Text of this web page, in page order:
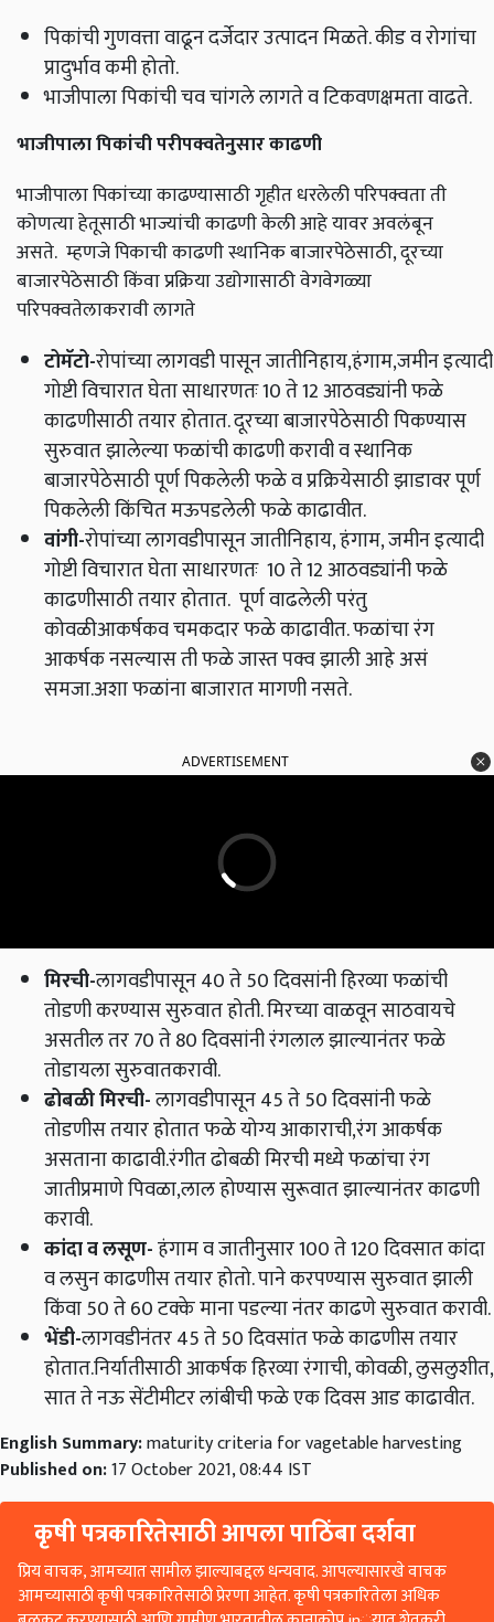
पिकांची गुणवत्ता वाढून दर्जेदार उत्पादन मिळते. कीड व रोगांचा
प्रादुर्भाव कमी होतो.
भाजीपाला पिकांची चव चांगले लागते व टिकवणक्षमता वाढते.
भाजीपाला पिकांची परीपक्वतेनुसार काढणी
भाजीपाला पिकांच्या काढण्यासाठी गृहीत धरलेली परिपक्वता ती
कोणत्या हेतूसाठी भाज्यांची काढणी केली आहे यावर अवलंबून
असते. म्हणजे पिकाची काढणी स्थानिक बाजारपेठेसाठी, दूरच्या
बाजारपेठेसाठी किंवा प्रक्रिया उद्योगासाठी वेगवेगळ्या
परिपक्वतेलाकरावी लागते
टोमॅटो-रोपांच्या लागवडी पासून जातीनिहाय,हंगाम,जमीन इत्यादी
गोष्टी विचारात घेता साधारणतः 10 ते 12 आठवड्यांनी फळे
काढणीसाठी तयार होतात. दूरच्या बाजारपेठेसाठी पिकण्यास
सुरुवात झालेल्या फळांची काढणी करावी व स्थानिक
बाजारपेठेसाठी पूर्ण पिकलेली फळे व प्रक्रियेसाठी झाडावर पूर्ण
पिकलेली किंचित मऊपडलेली फळे काढावीत.
वांगी-रोपांच्या लागवडीपासून जातीनिहाय, हंगाम, जमीन इत्यादी
गोष्टी विचारात घेता साधारणतः 10 ते 12 आठवड्यांनी फळे
काढणीसाठी तयार होतात. पूर्ण वाढलेली परंतु
कोवळीआकर्षकव चमकदार फळे काढावीत. फळांचा रंग
आकर्षक नसल्यास ती फळे जास्त पक्व झाली आहे असं
समजा.अशा फळांना बाजारात मागणी नसते.
मिरची-लागवडीपासून 40 ते 50 दिवसांनी हिरव्या फळांची
तोडणी करण्यास सुरुवात होती. मिरच्या वाळवून साठवायचे
असतील तर 70 ते 80 दिवसांनी रंगलाल झाल्यानंतर फळे
तोडायला सुरुवातकरावी.
ढोबळी मिरची-लागवडीपासून 45 ते 50 दिवसांनी फळे
तोडणीस तयार होतात फळे योग्य आकाराची,रंग आकर्षक
असताना काढावी.रंगीत ढोबळी मिरची मध्ये फळांचा रंग
जातीप्रमाणे पिवळा,लाल होण्यास सुरूवात झाल्यानंतर काढणी
करावी.
कांदा व लसूण
व लसुन काढणीस तयार होतो. पाने करपण्यास सुरुवात झाली
किंवा 50 ते 60 टक्के माना पडल्या नंतर काढणे सुरुवात करावी.
भेंडी-लागवडीनंतर 45 ते 50 दिवसांत फळे काढणीस तयार
होतात.निर्यातीसाठी आकर्षक हिरव्या रंगाची, कोवळी, लुसलुशीत,
सात ते नऊ सेंटीमीटर लांबीची फळे एक दिवस आड काढावीत.
Published on:17 October 2021, 08:44 IST
कृषी पत्रकारितेसाठी आपला पाठिंबा दर्शवा
प्रिय वाचक, आमच्यात सामील झाल्याबद्दल धन्यवाद. आपल्यासारखे वाचक
आमच्यासाठी कृषी पत्रकारितेसाठी प्रेरणा आहेत. कृषी पत्रकारितेला अधिक
बळकट करण्यासाठी आणि ग्रामीण भारतातील कानाकोप in्यात शेतकरी